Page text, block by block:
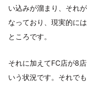
い込みが溜まり、それ
なっており、現実的に
ところです。
それに加えてFC店が8
いう状況です。それで